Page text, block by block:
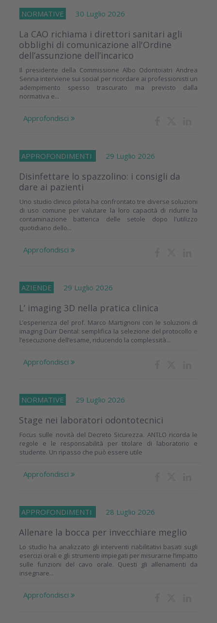
NORMATIVE 30 Luglio 2026
La CAO richiama i direttori sanitari agli
obblighi di comunicazione all'Ordine
dell’assunzione dell’incarico
Il presidente della Commissione Albo Odontoiatri Andrea
Senna interviene sui social per ricordare ai professionisti un
adempimento spesso trascurato ma previsto dalla
normativa e...
Approfondisci
APPROFONDIMENTI 29 Luglio 2026
Disinfettare lo spazzolino: i consigli da
dare ai pazienti
Uno studio clinico pilota ha confrontato tre diverse soluzioni
di uso comune per valutare la loro capacità di ridurre la
contaminazione batterica delle setole dopo l'utilizzo
quotidiano dello...
Approfondisci
AZIENDE 29 Luglio 2026
L’ imaging 3D nella pratica clinica
L’esperienza del prof. Marco Martignoni con le soluzioni di
imaging Dürr Dental: semplifica la selezione del protocollo e
l’esecuzione dell’esame, riducendo la complessità...
Approfondisci
NORMATIVE 29 Luglio 2026
Stage nei laboratori odontotecnici
Focus sulle novità del Decreto Sicurezza. ANTLO ricorda le
regole e le responsabilità per titolare di laboratorio e
studente. Un ripasso che può essere utile
Approfondisci
APPROFONDIMENTI 28 Luglio 2026
Allenare la bocca per invecchiare meglio
Lo studio ha analizzato gli interventi riabilitativi basati sugli
esercizi orali e gli strumenti impiegati per misurarne l’impatto
sulle funzioni del cavo orale. Questi gli allenamenti da
insegnare...
Approfondisci